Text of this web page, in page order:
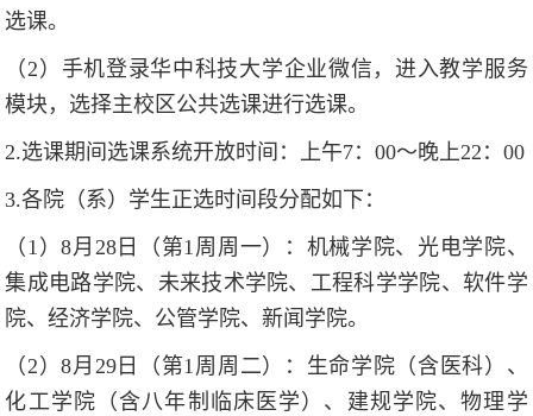
选课。
（2）手机登录华中科技大学企业微信，进入教学服务
模块，选择主校区公共选课进行选课。
2.选课期间选课系统开放时间：上午7：00～晚上22：00
3.各院（系）学生正选时间段分配如下：
（1）8月28日（第1周周一）：机械学院、光电学院、
集成电路学院、未来技术学院、工程科学学院、软件学
院、经济学院、公管学院、新闻学院。
（2）8月29日（第1周周二）：生命学院（含医科）、
化工学院（含八年制临床医学）、建规学院、物理学